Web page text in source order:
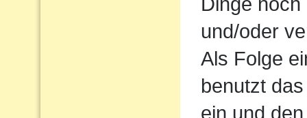
und/oder
Als Folge
benutzt
ein und